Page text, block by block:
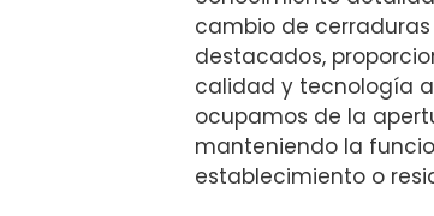
cambio de
destacados,
calidad y tecnología
ocupamos de la
manteniendo la
establecimiento o